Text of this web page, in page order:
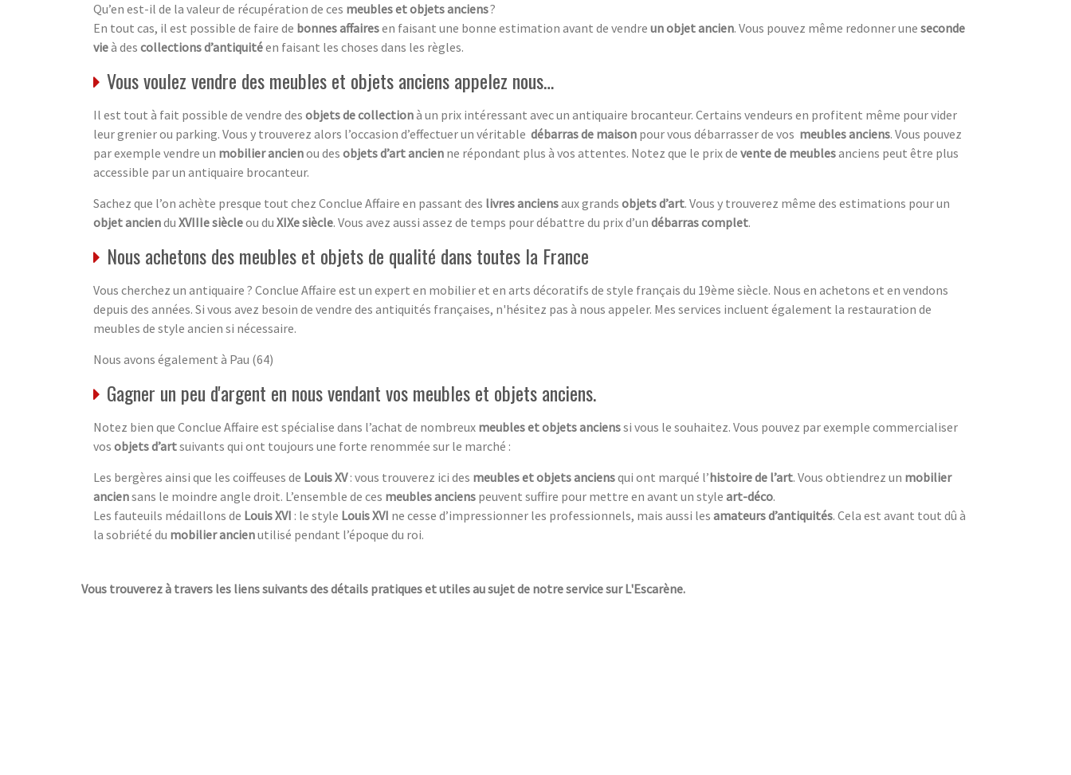
Qu’en est-il de la valeur de récupération de ces meubles et objets anciens?
En tout cas, il est possible de faire de bonnes affairesen faisant une bonne estimation avant de vendre un objet ancien. Vous pouvez même redonner une seconde
vieà des collections d’antiquitéen faisant les choses dans les règles.
Vous voulez vendre des meubles et objets anciens appelez nous…
Il est tout à fait possible de vendre des objets de collectionà un prix intéressant avec un antiquaire brocanteur. Certains vendeurs en profitent même pour vider
leur grenier ou parking. Vous y trouverez alors l’occasion d’effectuer un véritable débarras de maison pour vous débarrasser de vos meubles anciens. Vous pouvez
par exemple vendre un mobilier ancienou des objets d’art ancien ne répondant plus à vos attentes. Notez que le prix de vente de meublesanciens peut être plus
accessible par un antiquaire brocanteur.
Sachez que l’on achète presque tout chez Conclue Affaire en passant des livres anciensaux grands objets d’art. Vous y trouverez même des estimations pour un
objet anciendu XVIIIe siècleou du XIXe siècle. Vous avez aussi assez de temps pour débattre du prix d’un débarras complet.
Nous achetons des meubles et objets de qualité dans toutes la France
Vous cherchez un antiquaire ? Conclue Affaire est un expert en mobilier et en arts décoratifs de style français du 19ème siècle. Nous en achetons et en vendons
depuis des années. Si vous avez besoin de vendre des antiquités françaises, n'hésitez pas à nous appeler. Mes services incluent également la restauration de
meubles de style ancien si nécessaire.
Nous avons également à Pau (64)
Gagner un peu d'argent en nous vendant vos meubles et objets anciens.
Notez bien que Conclue Affaire est spécialise dans l’achat de nombreux meubles et objets ancienssi vous le souhaitez. Vous pouvez par exemple commercialiser
vos objets d’artsuivants qui ont toujours une forte renommée sur le marché :
Les bergères ainsi que les coiffeuses de Louis XV: vous trouverez ici des meubles et objets anciensqui ont marqué l’histoire de l’art. Vous obtiendrez un mobilier
anciensans le moindre angle droit. L’ensemble de ces meubles anciens peuvent suffire pour mettre en avant un style art-déco.
Les fauteuils médaillons de Louis XVI : le style Louis XVI ne cesse d’impressionner les professionnels, mais aussi les amateurs d’antiquités. Cela est avant tout dû à
la sobriété du mobilier ancienutilisé pendant l’époque du roi.
Vous trouverez à travers les liens suivants des détails pratiques et utiles au sujet de notre service sur L'Escarène.